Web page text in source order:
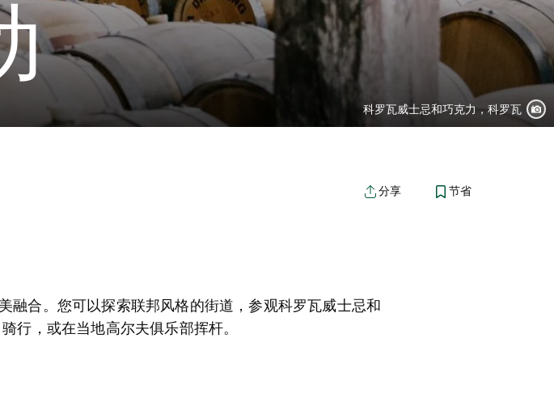
科罗瓦威士忌和巧克力，科罗瓦
分享 节省
融合。您可以探索联邦风格的街道，参观科罗瓦威士忌和
行，或在当地高尔夫俱乐部挥杆。